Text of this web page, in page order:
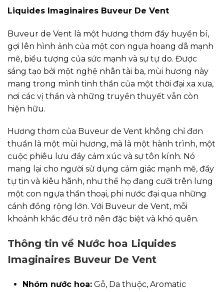
Liquides Imaginaires Buveur De Vent
Buveur de Vent là một hương thơm đầy huyền bí,
gợi lên hình ảnh của một con ngựa hoang dã mạnh
mẽ, biểu tượng của sức mạnh và sự tự do. Được
sáng tạo bởi một nghệ nhân tài ba, mùi hương này
mang trong mình tinh thần của một thời đại xa xưa,
nơi các vị thần và những truyền thuyết vẫn còn
hiện hữu.
Hương thơm của Buveur de Vent không chỉ đơn
thuần là một mùi hương, mà là một hành trình, một
cuộc phiêu lưu đầy cảm xúc và sự tôn kính. Nó
mang lại cho người sử dụng cảm giác mạnh mẽ, đầy
tự tin và kiêu hãnh, như thể họ đang cưỡi trên lưng
một con ngựa thần thoại, phi nước đại qua những
cánh đồng rộng lớn. Với Buveur de Vent, mỗi
khoảnh khắc đều trở nên đặc biệt và khó quên.
Thông tin về Nước hoa Liquides
Imaginaires Buveur De Vent
Nhóm nước hoa: Gỗ, Da thuộc, Aromatic